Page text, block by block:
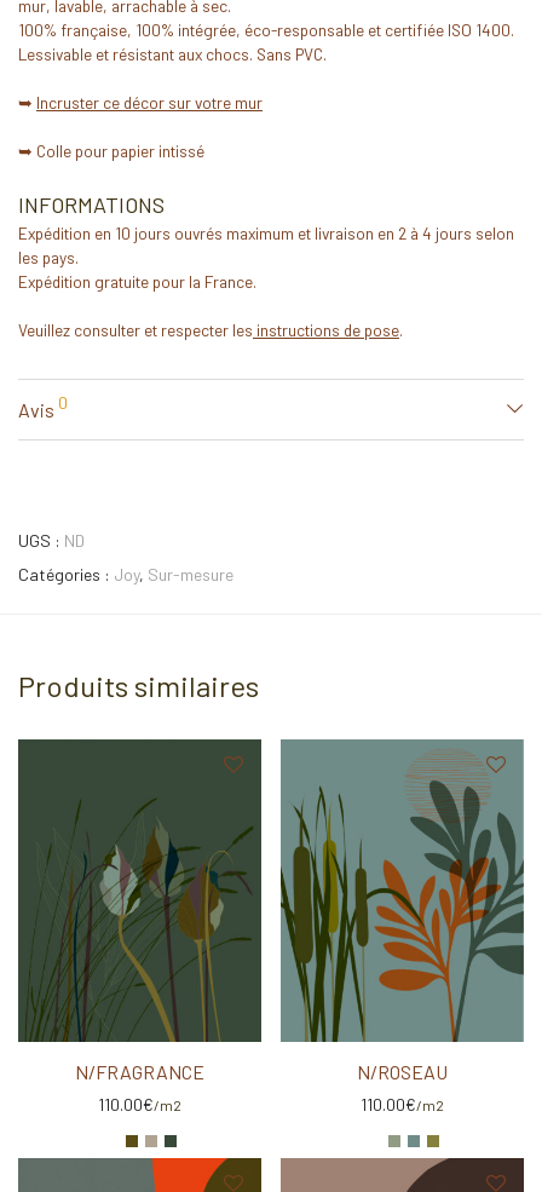
mur, lavable, arrachable à sec.
100% française, 100% intégrée, éco-responsable et certifiée ISO 1400.
Lessivable et résistant aux chocs. Sans PVC.
➥ Incruster ce décor sur votre mur
➥ Colle pour papier intissé
INFORMATIONS
Expédition en 10 jours ouvrés maximum et livraison en 2 à 4 jours selon
les pays.
Expédition gratuite pour la France.
Veuillez consulter et respecter les instructions de pose.
Avis 0
UGS : ND
Catégories : Joy, Sur-mesure
Produits similaires
N/FRAGRANCE
110.00€/m2
N/ROSEAU
110.00€/m2